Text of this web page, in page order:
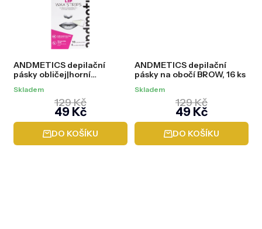
ANDMETICS depilační
pásky obličej|horní
Skladem
49 Kč
129 Kč
DO KOŠÍKU
ANDMETICS depilační
pásky na obočí BROW, 16 ks
Skladem
49 Kč
129 Kč
DO KOŠÍKU